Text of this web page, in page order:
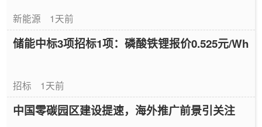
新能源 1天前
储能中标3项招标1项：磷酸铁锂报价0.525元/Wh
招标 1天前
中国零碳园区建设提速，海外推广前景引关注